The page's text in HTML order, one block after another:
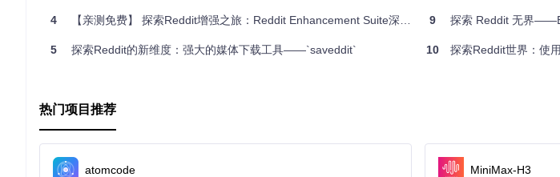
4 【亲测免费】 探索Reddit增强之旅：Reddit Enhancement Suite深度解析
5 探索Reddit的新维度：强大的媒体下载工具——`saveddit`
9 探索 Reddit 无界
10 探索Reddit世界：使
热门项目推荐
atomcode MiniMax-H3